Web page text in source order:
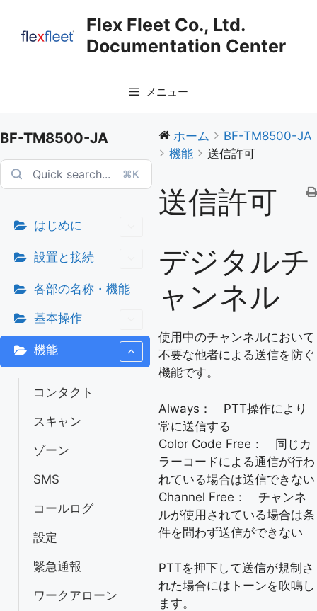
キ
プ
Flex Fleet Co., Ltd.
Documentation Center
メニュー
BF-TM8500-JA
⌘K
はじめに
設置と接続
各部の名称・機能
基本操作
機能
コンタクト
スキャン
ゾーン
SMS
コールログ
設定
緊急通報
ワークアローン
ホーム
BF-TM8500-JA
機能
送信許可
送信許可
デジタルチ
ャンネル
使用中のチャンネルにおいて
不要な他者による送信を防ぐ
機能です。
Always： PTT操作により
常に送信する
Color Code Free： 同じカ
ラーコードによる通信が行わ
れている場合は送信できない
Channel Free： チャンネ
ルが使用されている場合は条
件を問わず送信ができない
PTTを押下して送信が規制さ
れた場合にはトーンを吹鳴し
ます。